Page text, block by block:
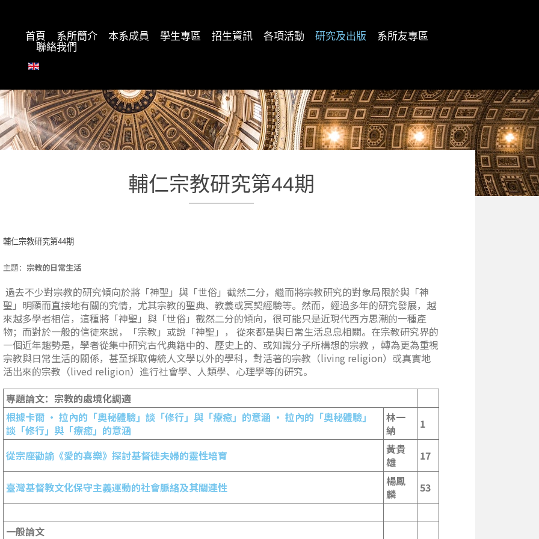
首頁 系所簡介 本系成員 學生專區 招生資訊 各項活動 研究及出版
系所友專區
聯絡我們
輔仁宗教研究第44期
輔仁宗教研究第44期
主題： 宗教的日常生活
過去不少對宗教的研究傾向於將「神聖」與「世俗」截然二分，繼而將宗教研究的對象局限於與「神
聖」明顯而直接地有關的究情，尤其宗教的聖典、教義或冥契經驗等。然而，經過多年的研究發展，越
來越多學者相信，這種將「神聖」與「世俗」截然二分的傾向，很可能只是近現代西方思潮的一種產
物；而對於一般的信徒來說，「宗教」或說「神聖」， 從來都是與日常生活息息相關。在宗教研究界的
一個近年趨勢是，學者從集中研究古代典籍中的、歷史上的、或知識分子所構想的宗教 ，轉為更為重視
宗教與日常生活的關係，甚至採取傳統人文學以外的學科，對活著的宗教（living religion）或真實地
活出來的宗教（lived religion）進行社會學、人類學、心理學等的研究。
專題論文：宗教的處境化調適
根據卡爾 • 拉內的「奧秘體驗」談「修行」與「療癒」的意涵 • 拉內的「奧秘體驗」
談「修行」與「療癒」的意涵
林一
納
1
從宗座勸諭《愛的喜樂》探討基督徒夫婦的靈性培育
黃貴
雄
17
臺灣基督教文化保守主義運動的社會脈絡及其關連性
楊鳳
麟
53
一般論文